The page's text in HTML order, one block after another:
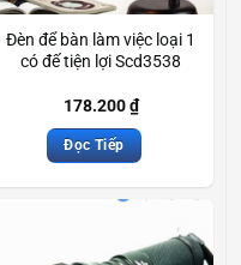
Đèn để bàn làm việc loại 1
có đế tiện lợi Scd3538
178.200₫
Đọc Tiếp